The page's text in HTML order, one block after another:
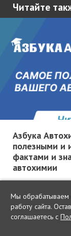
Читайте
Азбука
полезными и
фактами и
автохимииНо
А чего
Мы обрабатываем
работу сайта.
соглашаетесь с